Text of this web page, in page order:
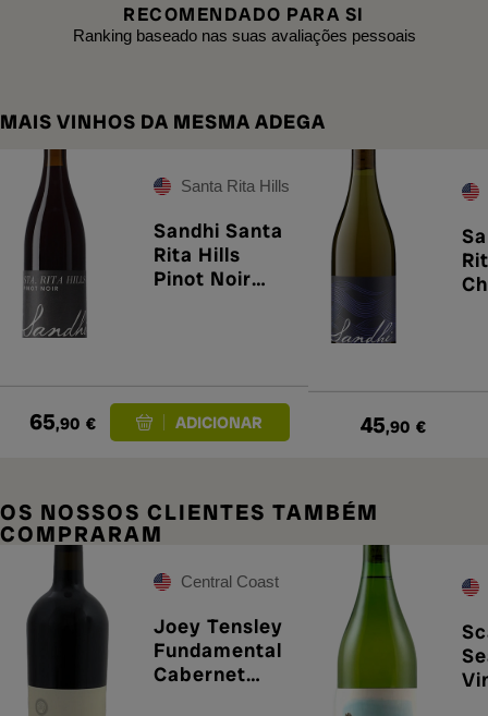
RECOMENDADO PARA SI
Ranking baseado nas suas avaliações pessoais
MAIS VINHOS DA MESMA ADEGA
Santa Rita Hills
Sandhi Santa
Rita Hills
Pinot Noir
65,90 € 45,90 €
OS NOSSOS CLIENTES TAMBÉM
COMPRARAM
Central Coast
Joey Tensley
Fundamental
Cabernet